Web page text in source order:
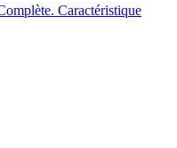
Caractéristique